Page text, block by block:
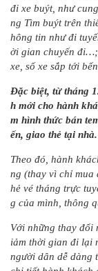
đi xe buýt, như
ng Tìm buýt trên
hông tin như đi
ời gian chuyến đi…;
xe, số xe sắp tới
Đặc biệt, từ tháng
h mới cho hành
m hình thức bán
ến, giao thẻ tại nhà.
Theo đó, hành
ng (thay vì chỉ mua
hẻ vé tháng trực
g của mình, thông
Với những thay đổi
iảm thời gian đi lại
người dân dễ dàng